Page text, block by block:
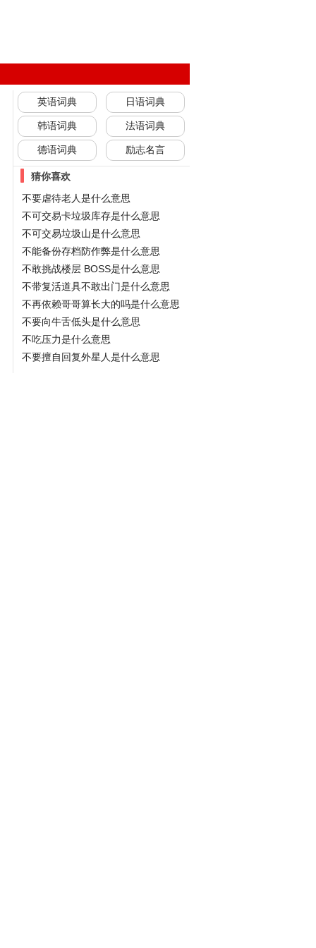
英语词典 日语词典
韩语词典 法语词典
德语词典 励志名言
猜你喜欢
不要虐待老人是什么意思
不可交易卡垃圾库存是什么意思
不可交易垃圾山是什么意思
不能备份存档防作弊是什么意思
不敢挑战楼层 BOSS是什么意思
不带复活道具不敢出门是什么意思
不再依赖哥哥算长大的吗是什么意思
不要向牛舌低头是什么意思
不吃压力是什么意思
不要擅自回复外星人是什么意思